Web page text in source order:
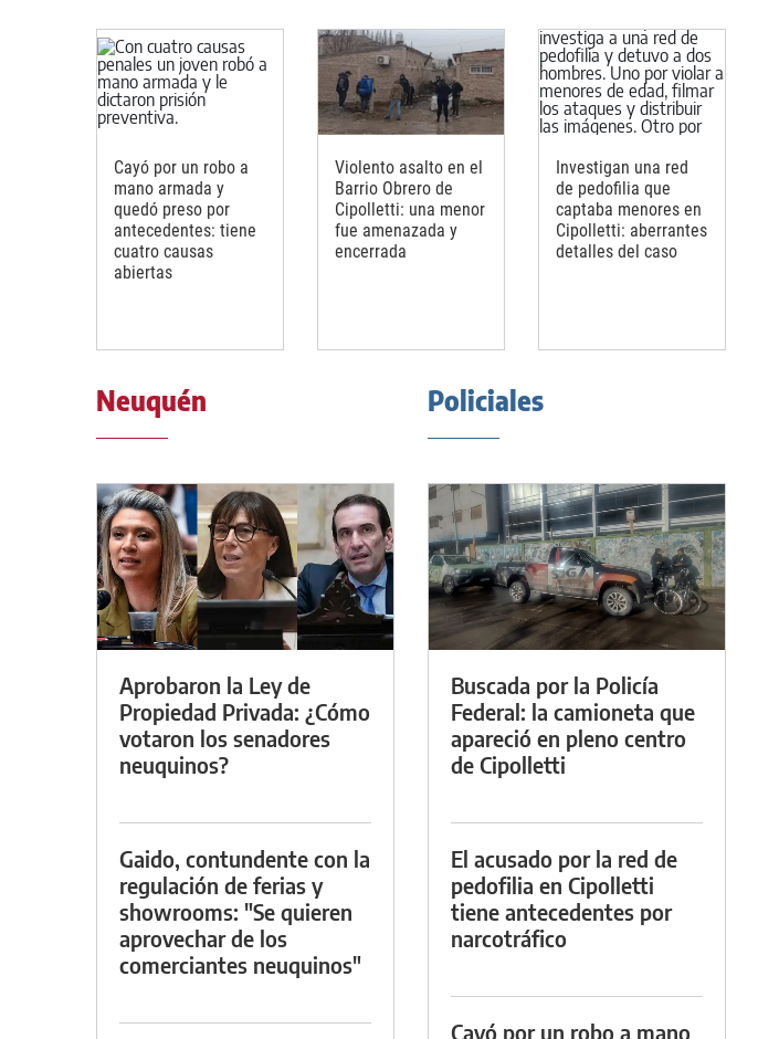
Cayó por un robo a
mano armada y
quedó preso por
antecedentes: tiene
cuatro causas
abiertas
Violento asalto en el
Barrio Obrero de
Cipolletti: una menor
fue amenazada y
encerrada
Investigan una red
de pedofilia que
captaba menores en
Cipolletti: aberrantes
detalles del caso
Neuquén
Aprobaron la Ley de
Propiedad Privada: ¿Cómo
votaron los senadores
neuquinos?
Gaido, contundente con la
regulación de ferias y
showrooms: "Se quieren
aprovechar de los
comerciantes neuquinos"
Policiales
Buscada por la Policía
Federal: la camioneta que
apareció en pleno centro
de Cipolletti
El acusado por la red de
pedofilia en Cipolletti
tiene antecedentes por
narcotráfico
Cayó por un robo a mano